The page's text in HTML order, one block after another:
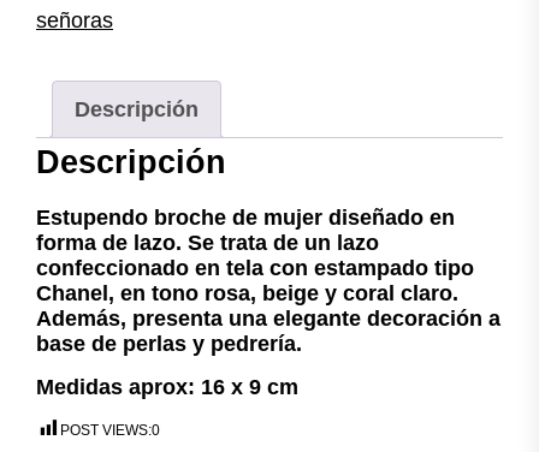
señoras
Descripción
Descripción
Estupendo broche de mujer diseñado en
forma de lazo. Se trata de un lazo
confeccionado en tela con estampado tipo
Chanel, en tono rosa, beige y coral claro.
Además, presenta una elegante decoración a
base de perlas y pedrería.
Medidas aprox: 16 x 9 cm
POST VIEWS:0